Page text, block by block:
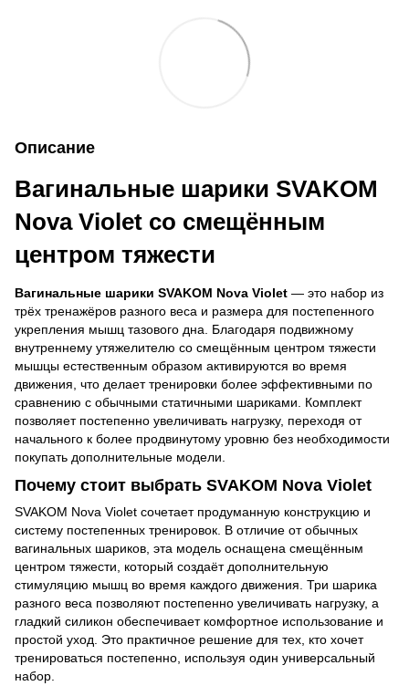
Описание
Вагинальные шарики SVAKOM
Nova Violet со смещённым
центром тяжести
Вагинальные шарики SVAKOM Nova Violet — это набор из
трёх тренажёров разного веса и размера для постепенного
укрепления мышц тазового дна. Благодаря подвижному
внутреннему утяжелителю со смещённым центром тяжести
мышцы естественным образом активируются во время
движения, что делает тренировки более эффективными по
сравнению с обычными статичными шариками. Комплект
позволяет постепенно увеличивать нагрузку, переходя от
начального к более продвинутому уровню без необходимости
покупать дополнительные модели.
Почему стоит выбрать SVAKOM Nova Violet
SVAKOM Nova Violet сочетает продуманную конструкцию и
систему постепенных тренировок. В отличие от обычных
вагинальных шариков, эта модель оснащена смещённым
центром тяжести, который создаёт дополнительную
стимуляцию мышц во время каждого движения. Три шарика
разного веса позволяют постепенно увеличивать нагрузку, а
гладкий силикон обеспечивает комфортное использование и
простой уход. Это практичное решение для тех, кто хочет
тренироваться постепенно, используя один универсальный
набор.